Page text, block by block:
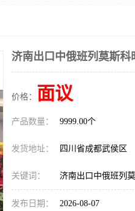
济南出口中俄班列莫斯科
价格： 面议
产品数量： 9999.00个
发货地址： 四川省成都武侯区
关键词： 济南出口中俄班列
发布日期： 2026-08-07